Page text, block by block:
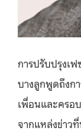
การปรับปรุงเ
บางลูกพูดถึงก
เพื่อนและครอ
จากแหล่งข่าว